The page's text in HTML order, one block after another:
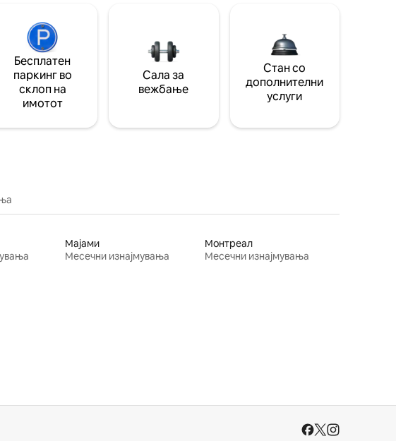
Бесплатен
паркинг во
склоп на
имотот
Сала за
вежбање
Стан со
дополнителни
услуги
Мајами
Месечни изнајмувања
Монтреал
Месечни изнајмувања